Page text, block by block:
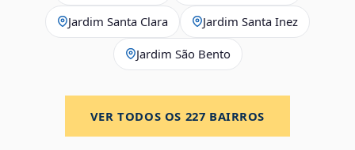
Jardim Santa Clara Jardim Santa Inez
Jardim São Bento
VER TODOS OS 227 BAIRROS